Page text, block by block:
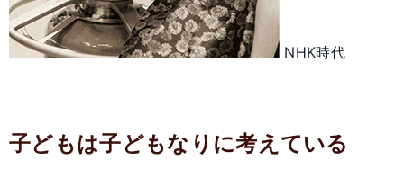
NHK時代
子どもは子どもなりに考えている